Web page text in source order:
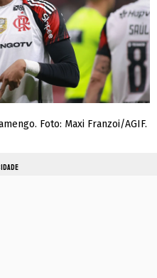
Foto: Maxi Franzoi/AGIF.